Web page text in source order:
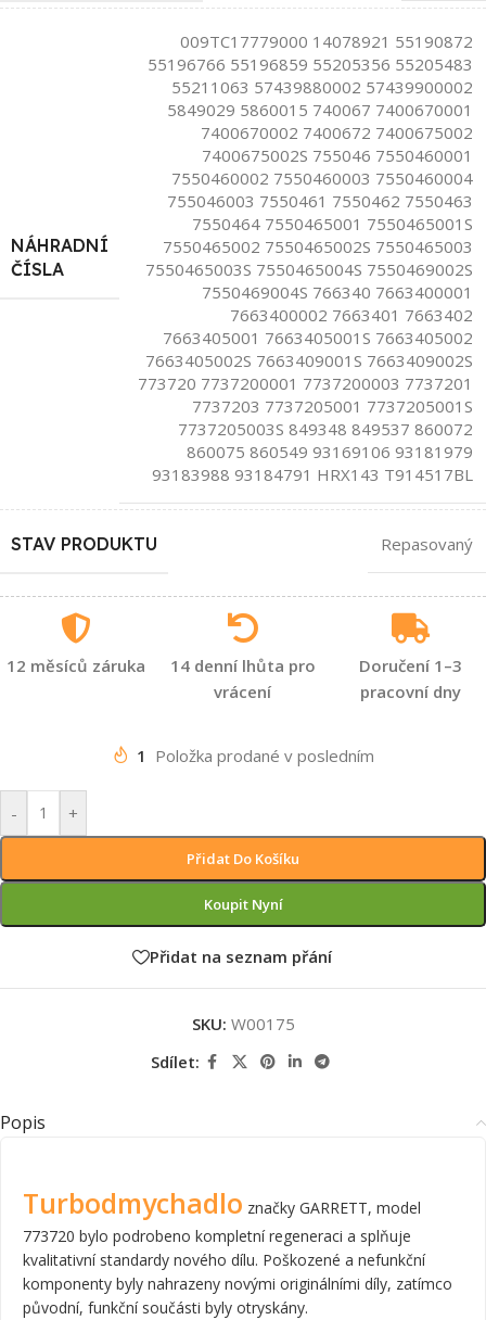
NÁHRADNÍ
ČÍSLA
009TC17779000 14078921 55190872
55196766 55196859 55205356 55205483
55211063 57439880002 57439900002
5849029 5860015 740067 7400670001
7400670002 7400672 7400675002
7400675002S 755046 7550460001
7550460002 7550460003 7550460004
755046003 7550461 7550462 7550463
7550464 7550465001 7550465001S
7550465002 7550465002S 7550465003
7550465003S 7550465004S 7550469002S
7550469004S 766340 7663400001
7663400002 7663401 7663402
7663405001 7663405001S 7663405002
7663405002S 7663409001S 7663409002S
773720 7737200001 7737200003 7737201
7737203 7737205001 7737205001S
7737205003S 849348 849537 860072
860075 860549 93169106 93181979
93183988 93184791 HRX143 T914517BL
STAV PRODUKTU Repasovaný
12 měsíců záruka
14 denní lhůta pro
vrácení
Doručení 1–3
pracovní dny
1 Položka prodané v posledním
- +
Přidat Do Košíku
Koupit Nyní
Přidat na seznam přání
SKU: W00175
Sdílet:
Popis
Turbodmychadlo značky GARRETT, model
773720 bylo podrobeno kompletní regeneraci a splňuje
kvalitativní standardy nového dílu. Poškozené a nefunkční
komponenty byly nahrazeny novými originálními díly, zatímco
původní, funkční součásti byly otryskány.